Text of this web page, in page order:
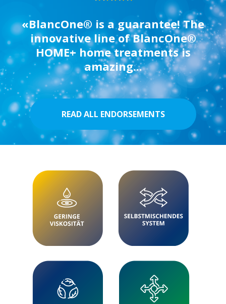
«BlancOne® is a guarantee! The
innovative line of BlancOne®
HOME+ home treatments is
amazing...
READ ALL ENDORSEMENTS